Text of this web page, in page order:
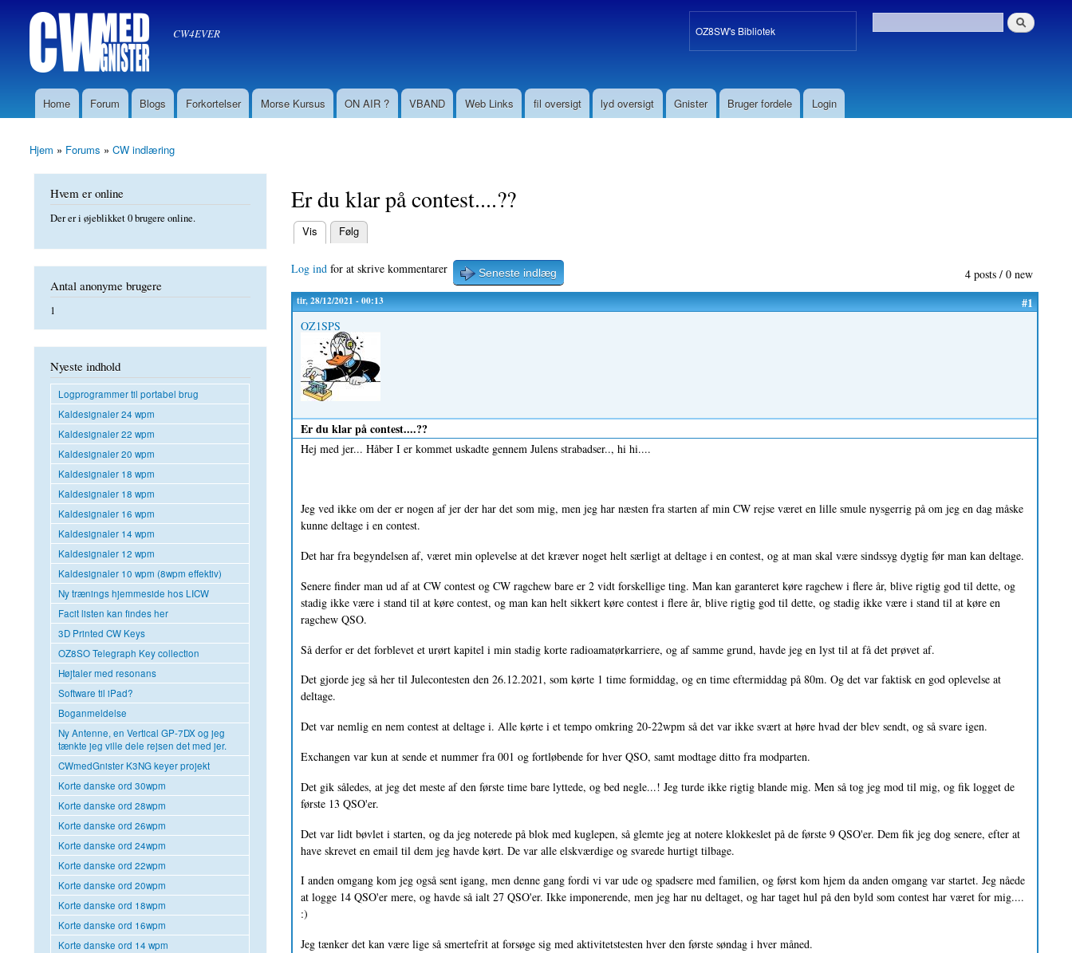
CW med Gnister CW4EVER
oz8sw OZ8SW's Bibliotek
Søgefelt
Søg
Hovedmenu
Home Forum Blogs Forkortelser Morse Kursus ON AIR ? VBAND Web Links fil oversigt lyd oversigt Gnister Bruger fordele Login
Du er her
Hjem » Forums » CW indlæring
Er du klar på contest....??
Primære faneblade
Vis
(aktiv fane) Følg
4 posts / 0 new
Log ind for at skrive kommentarer Seneste indlæg
tir, 28/12/2021 - 00:13 #1
OZ1SPS
Er du klar på contest....??
Hej med jer... Håber I er kommet uskadte gennem Julens strabadser.., hi hi....
Jeg ved ikke om der er nogen af jer der har det som mig, men jeg har næsten fra starten af min CW rejse været en lille smule nysgerrig på om jeg en dag måske
kunne deltage i en contest.
Det har fra begyndelsen af, været min oplevelse at det kræver noget helt særligt at deltage i en contest, og at man skal være sindssyg dygtig før man kan deltage.
Senere finder man ud af at CW contest og CW ragchew bare er 2 vidt forskellige ting. Man kan garanteret køre ragchew i flere år, blive rigtig god til dette, og
stadig ikke være i stand til at køre contest, og man kan helt sikkert køre contest i flere år, blive rigtig god til dette, og stadig ikke være i stand til at køre en
ragchew QSO.
Så derfor er det forblevet et urørt kapitel i min stadig korte radioamatørkarriere, og af samme grund, havde jeg en lyst til at få det prøvet af.
Det gjorde jeg så her til Julecontesten den 26.12.2021, som kørte 1 time formiddag, og en time eftermiddag på 80m. Og det var faktisk en god oplevelse at
deltage.
Det var nemlig en nem contest at deltage i. Alle kørte i et tempo omkring 20-22wpm så det var ikke svært at høre hvad der blev sendt, og så svare igen.
Exchangen var kun at sende et nummer fra 001 og fortløbende for hver QSO, samt modtage ditto fra modparten.
Det gik således, at jeg det meste af den første time bare lyttede, og bed negle...! Jeg turde ikke rigtig blande mig. Men så tog jeg mod til mig, og fik logget de
første 13 QSO'er.
Det var lidt bøvlet i starten, og da jeg noterede på blok med kuglepen, så glemte jeg at notere klokkeslet på de første 9 QSO'er. Dem fik jeg dog senere, efter at
have skrevet en email til dem jeg havde kørt. De var alle elskværdige og svarede hurtigt tilbage.
I anden omgang kom jeg også sent igang, men denne gang fordi vi var ude og spadsere med familien, og først kom hjem da anden omgang var startet. Jeg nåede
at logge 14 QSO'er mere, og havde så ialt 27 QSO'er. Ikke imponerende, men jeg har nu deltaget, og har taget hul på den byld som contest har været for mig....
:)
Jeg tænker det kan være lige så smertefrit at forsøge sig med aktivitetstesten hver den første søndag i hver måned.
Hvem er online
Der er i øjeblikket 0 brugere online.
Antal anonyme brugere
1
Nyeste indhold
Logprogrammer til portabel brug
Kaldesignaler 24 wpm
Kaldesignaler 22 wpm
Kaldesignaler 20 wpm
Kaldesignaler 18 wpm
Kaldesignaler 18 wpm
Kaldesignaler 16 wpm
Kaldesignaler 14 wpm
Kaldesignaler 12 wpm
Kaldesignaler 10 wpm (8wpm effektiv)
Ny trænings hjemmeside hos LICW
Facit listen kan findes her
3D Printed CW Keys
OZ8SO Telegraph Key collection
Højtaler med resonans
Software til iPad?
Boganmeldelse
Ny Antenne, en Vertical GP-7DX og jeg
tænkte jeg ville dele rejsen det med jer.
CWmedGnister K3NG keyer projekt
Korte danske ord 30wpm
Korte danske ord 28wpm
Korte danske ord 26wpm
Korte danske ord 24wpm
Korte danske ord 22wpm
Korte danske ord 20wpm
Korte danske ord 18wpm
Korte danske ord 16wpm
Korte danske ord 14 wpm